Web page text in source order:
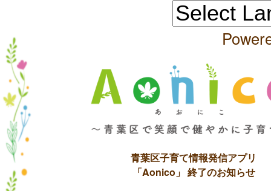
青葉区子育て情報発信アプリ
「Aonico」 終了のお知らせ